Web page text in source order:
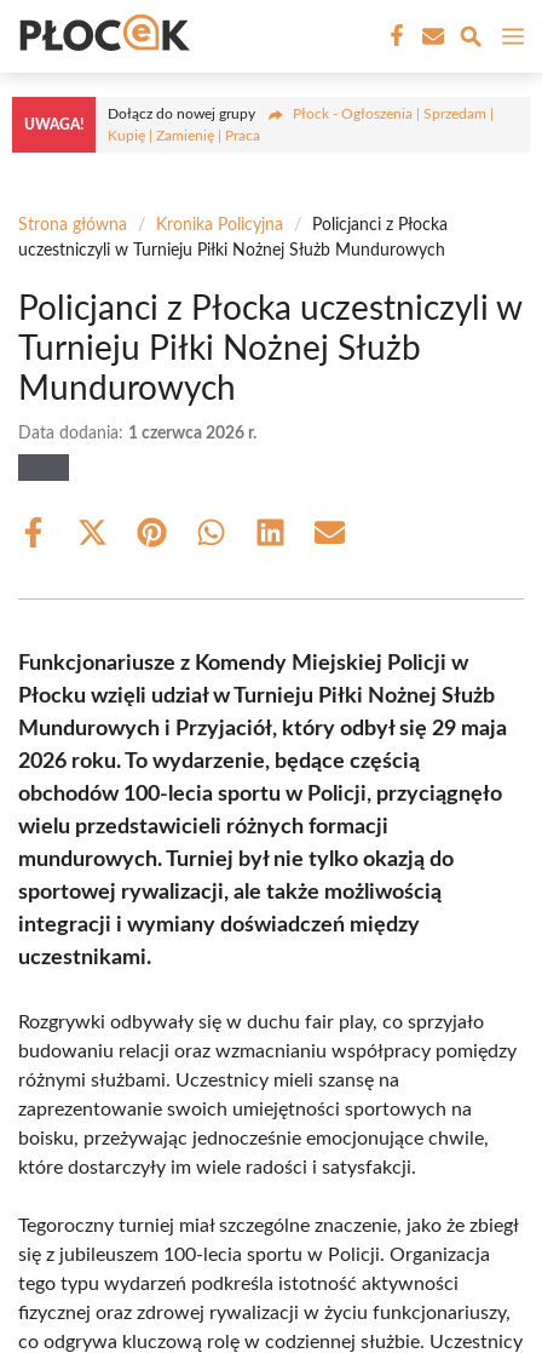
treści
UWAGA!
Dołącz do nowej grupy
Płock - Ogłoszenia | Sprzedam |
Kupię | Zamienię | Praca
Strona główna / Kronika Policyjna /
Policjanci z Płocka
uczestniczyli w Turnieju Piłki Nożnej Służb Mundurowych
Policjanci z Płocka uczestniczyli w
Turnieju Piłki Nożnej Służb
Mundurowych
Data dodania: 1 czerwca 2026 r.
Share
Share
(Twitter)
Share Share Share Share
Funkcjonariusze z Komendy Miejskiej Policji w
Płocku wzięli udział w Turnieju Piłki Nożnej Służb
Mundurowych i Przyjaciół, który odbył się 29 maja
2026 roku. To wydarzenie, będące częścią
obchodów 100-lecia sportu w Policji, przyciągnęło
wielu przedstawicieli różnych formacji
mundurowych. Turniej był nie tylko okazją do
sportowej rywalizacji, ale także możliwością
integracji i wymiany doświadczeń między
uczestnikami.
Rozgrywki odbywały się w duchu fair play, co sprzyjało
budowaniu relacji oraz wzmacnianiu współpracy pomiędzy
różnymi służbami. Uczestnicy mieli szansę na
zaprezentowanie swoich umiejętności sportowych na
boisku, przeżywając jednocześnie emocjonujące chwile,
które dostarczyły im wiele radości i satysfakcji.
Tegoroczny turniej miał szczególne znaczenie, jako że zbiegł
się z jubileuszem 100-lecia sportu w Policji. Organizacja
tego typu wydarzeń podkreśla istotność aktywności
fizycznej oraz zdrowej rywalizacji w życiu funkcjonariuszy,
co odgrywa kluczową rolę w codziennej służbie. Uczestnicy